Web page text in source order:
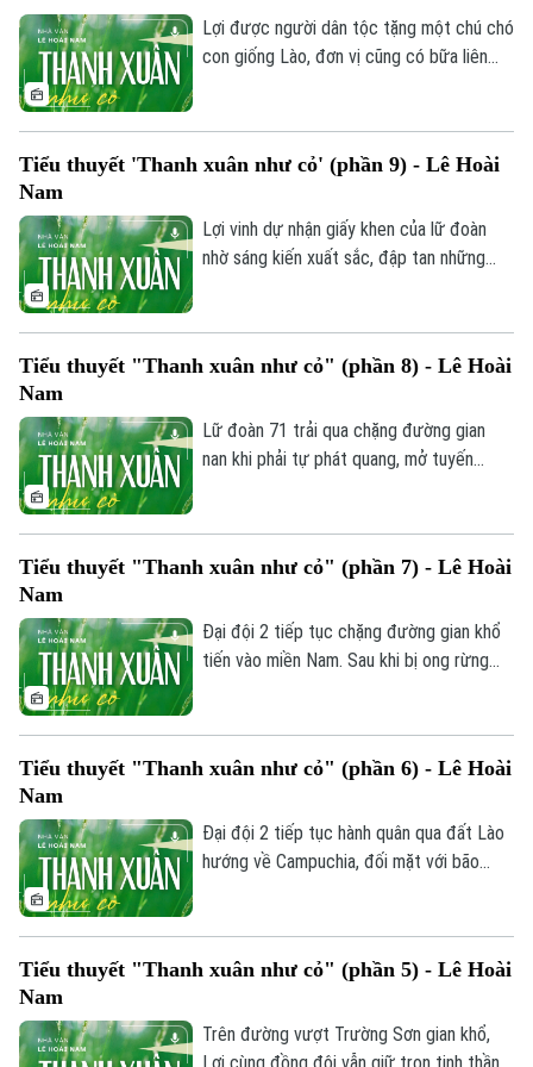
Liên hệ đường dây nóng (bấm để gọi)
Tòa soạn
0865.116.699 (hotline)
Tòa soạn
Anh Thơ cũng được đồng đội tích cực
vun vén.
Lợi được người dân tộc tặng một chú chó
con giống Lào, đơn vị cũng có bữa liên
nhân để đổi lấy gà như lần trước nhưng bị
tang. Tuy nhiên, thay vì xử phạt nặng, đơn
vị nữ lại đưa ra một thử thách vô cùng
Tiểu thuyết 'Thanh xuân như cỏ' (phần 9) - Lê Hoài
Nam
Lợi vinh dự nhận giấy khen của lữ đoàn
nhờ sáng kiến xuất sắc, đập tan những
tinh thần lạc quan, nghĩa tình đồng đội và
hoàn toàn thống nhất.
Tiểu thuyết "Thanh xuân như cỏ" (phần 8) - Lê Hoài
Nam
Lữ đoàn 71 trải qua chặng đường gian
nan khi phải tự phát quang, mở tuyến
Việt Nam đành tự chặt cây, đóng cọc
rắn độc, côn trùng và bệnh tật nguy hiểm.
Tiểu thuyết "Thanh xuân như cỏ" (phần 7) - Lê Hoài
Nam
Đại đội 2 tiếp tục chặng đường gian khổ
tiến vào miền Nam. Sau khi bị ong rừng
gặp sự cố hỏng kim phun xe kéo pháo,
sâu.
Tiểu thuyết "Thanh xuân như cỏ" (phần 6) - Lê Hoài
Nam
Đại đội 2 tiếp tục hành quân qua đất Lào
hướng về Campuchia, đối mặt với bão
nhưng lại bàng hoàng phát hiện một hang
Tiểu thuyết "Thanh xuân như cỏ" (phần 5) - Lê Hoài
Nam
Trên đường vượt Trường Sơn gian khổ,